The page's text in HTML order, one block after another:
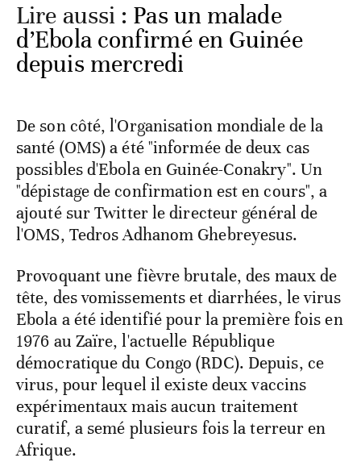
Lire aussi : Pas un malade
d’Ebola confirmé en Guinée
depuis mercredi
De son côté, l'Organisation mondiale de la
santé (OMS) a été "informée de deux cas
possibles d'Ebola en Guinée-Conakry". Un
"dépistage de confirmation est en cours", a
ajouté sur Twitter le directeur général de
l'OMS, Tedros Adhanom Ghebreyesus.
Provoquant une fièvre brutale, des maux de
tête, des vomissements et diarrhées, le virus
Ebola a été identifié pour la première fois en
1976 au Zaïre, l'actuelle République
démocratique du Congo (RDC). Depuis, ce
virus, pour lequel il existe deux vaccins
expérimentaux mais aucun traitement
curatif, a semé plusieurs fois la terreur en
Afrique.